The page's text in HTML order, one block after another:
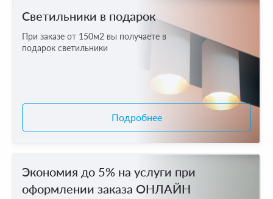
Светильники в подарок
При заказе от 150м2 вы получаете в
подарок светильники
Подробнее
Экономия до 5% на услуги при
оформлении заказа ОНЛАЙН